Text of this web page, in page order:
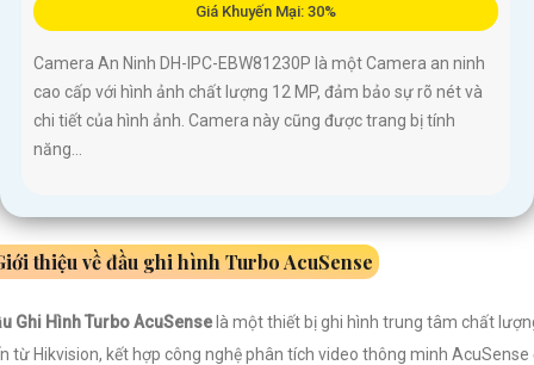
Giá Khuyến Mại: 30%
Camera An Ninh DH-IPC-EBW81230P là một Camera an ninh
cao cấp với hình ảnh chất lượng 12 MP, đảm bảo sự rõ nét và
chi tiết của hình ảnh. Camera này cũng được trang bị tính
năng...
thiệu về đầu ghi hình Turbo AcuSense
Ghi Hình Turbo AcuSenselà một thiết bị ghi hình trung tâm chất
từ Hikvision, kết hợp công nghệ phân tích video thông minh AcuSense